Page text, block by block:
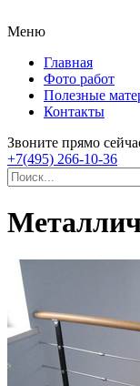
Меню
Главная
Фото работ
Полезные
Контакты
Звоните прямо
+7(495) 266-10-36